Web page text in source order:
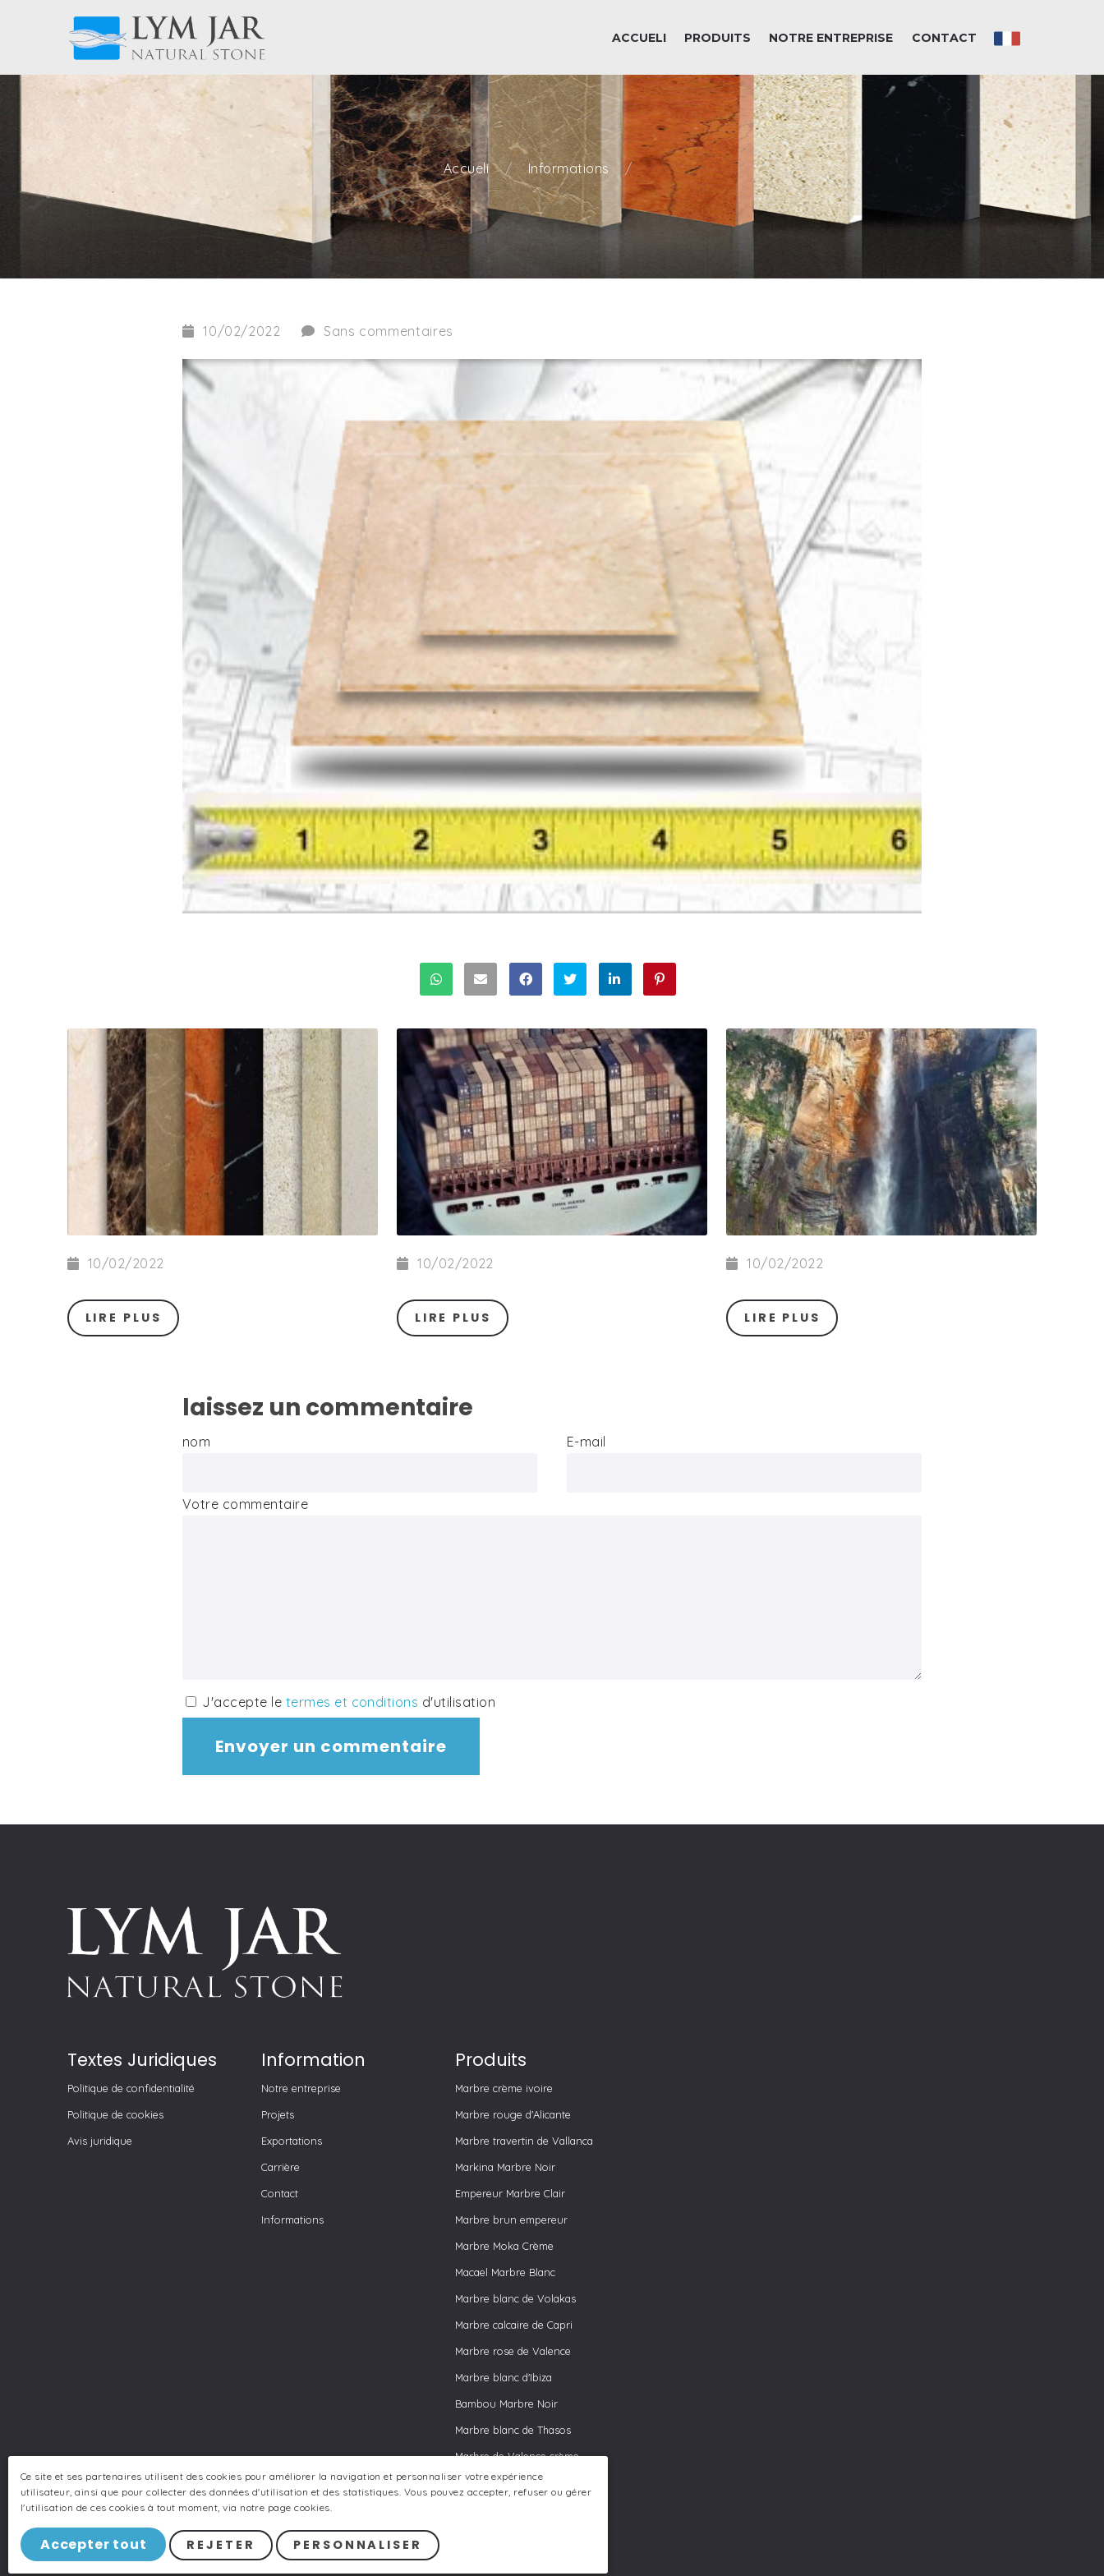
ACCUELI PRODUITS NOTRE ENTREPRISE CONTACT
Accueli Informations
10/02/2022 Sans commentaires
10/02/2022
LIRE PLUS
10/02/2022
LIRE PLUS
10/02/2022
LIRE PLUS
laissez un commentaire
nom E-mail
Votre commentaire
J'accepte le termes et conditions d'utilisation
Textes Juridiques
Politique de confidentialité
Politique de cookies
Avis juridique
Information
Notre entreprise
Projets
Exportations
Carrière
Contact
Informations
Produits
Marbre crème ivoire
Marbre rouge d'Alicante
Marbre travertin de Vallanca
Markina Marbre Noir
Empereur Marbre Clair
Marbre brun empereur
Marbre Moka Crème
Macael Marbre Blanc
Marbre blanc de Volakas
Marbre calcaire de Capri
Marbre rose de Valence
Marbre blanc d'Ibiza
Bambou Marbre Noir
Marbre blanc de Thasos
Marbre de Valence crème
Marbre Zarci Gris
© 2026 Lymjar · Creado con Vendomia.
Ce site et ses partenaires utilisent des cookies pour améliorer la navigation et personnaliser votre expérience
utilisateur, ainsi que pour collecter des données d'utilisation et des statistiques. Vous pouvez accepter, refuser ou gérer
l'utilisation de ces cookies à tout moment, via notre page cookies.
Accepter tout REJETER PERSONNALISER